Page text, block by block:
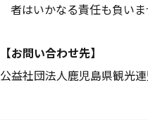
者はいかなる責任も負いま
【お問い合わせ先】
公益社団法人鹿児島県観光